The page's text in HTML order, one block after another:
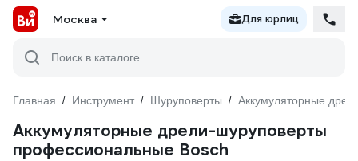
Москва Для юрлиц
Поиск в каталоге
Главная / Инструмент / Шуруповерты / Аккумуляторные
Аккумуляторные дрели-шуруповерты
профессиональные Bosch